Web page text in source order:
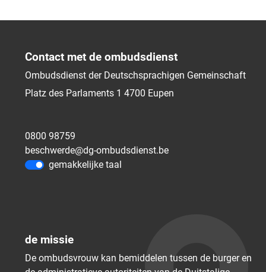
Contact met de ombudsdienst
Ombudsdienst der Deutschsprachigen Gemeinschaft
Platz des Parlaments 1 4700 Eupen
0800 98759
beschwerde@dg-ombudsdienst.be
gemakkelijke taal
de missie
De ombudsvrouw kan bemiddelen tussen de burger en